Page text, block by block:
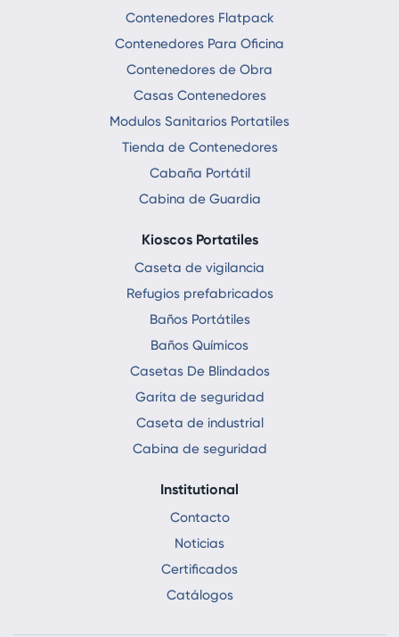
Contenedores Flatpack
Contenedores Para Oficina
Contenedores de Obra
Casas Contenedores
Modulos Sanitarios Portatiles
Tienda de Contenedores
Cabaña Portátil
Cabina de Guardia
Kioscos Portatiles
Caseta de vigilancia
Refugios prefabricados
Baños Portátiles
Baños Químicos
Casetas De Blindados
Garita de seguridad
Caseta de industrial
Cabina de seguridad
Institutional
Contacto
Noticias
Certificados
Catálogos